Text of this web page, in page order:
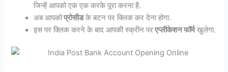
जिन्हें आपको एक एक करके पूरा करना है.
अब आपकोप्रोसीडके बटन पर क्लिक कर देना होगा.
इस पर क्लिक करने के बाद आपकी स्क्रीन परएप्लीकेशन फॉर्मखुलेगा.